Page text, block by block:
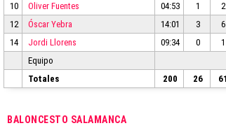
10
Oliver Fuentes 04:53 1 2
12
Óscar Yebra 14:01 3 6
14
Jordi Llorens 09:34 0 1
Equipo
Totales
200 26 61
BALONCESTO SALAMANCA